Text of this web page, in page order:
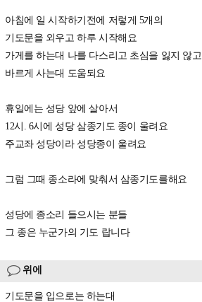
아침에 일 시작하기전에 저렇게 5개의
기도문을 외우고 하루 시작해요
가게를 하는대 나를 다스리고 초심을 잃지 않고
바르게 사는대 도움되요
휴일에는 성당 앞에 살아서
12시. 6시에 성당 삼종기도 종이 울려요
주교좌 성당이라 성당종이 울려요
그럼 그때 종소라에 맞춰서 삼종기도를해요
성당에 종소리 들으시는 분들
그 종은 누군가의 기도 랍니다
위에
기도문을 입으로는 하는대